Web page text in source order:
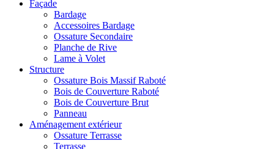
Façade
Bardage
Accessoires Bardage
Ossature Secondaire
Planche de Rive
Lame à Volet
Structure
Ossature Bois Massif Raboté
Bois de Couverture Raboté
Bois de Couverture Brut
Panneau
Aménagement extérieur
Ossature Terrasse
Terrasse